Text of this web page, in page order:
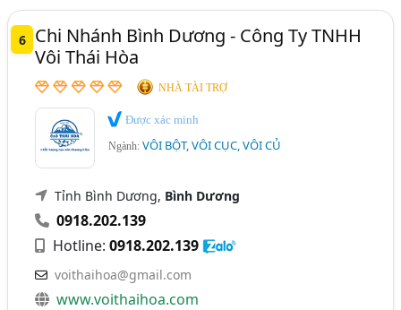
6
Chi Nhánh Bình Dương - Công Ty TNHH
Vôi Thái Hòa
NHÀ TÀI TRỢ
Được xác minh
Ngành:VÔI BỘT, VÔI CỤC, VÔI CỦ
Tỉnh Bình Dương, Bình Dương
0918.202.139
Hotline:0918.202.139
voithaihoa@gmail.com
www.voithaihoa.com